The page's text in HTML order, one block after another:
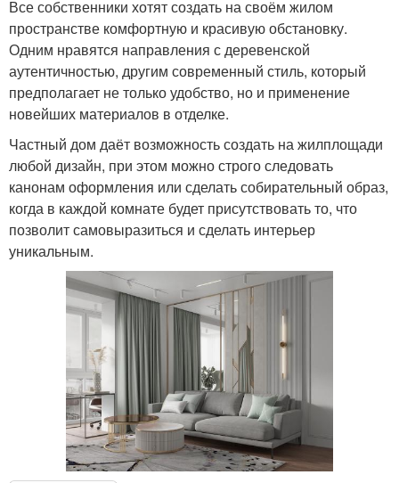
Все собственники хотят создать на своём жилом
пространстве комфортную и красивую обстановку.
Одним нравятся направления с деревенской
аутентичностью, другим современный стиль, который
предполагает не только удобство, но и применение
новейших материалов в отделке.
Частный дом даёт возможность создать на жилплощади
любой дизайн, при этом можно строго следовать
канонам оформления или сделать собирательный образ,
когда в каждой комнате будет присутствовать то, что
позволит самовыразиться и сделать интерьер
уникальным.